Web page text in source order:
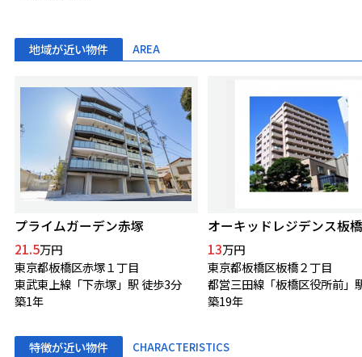
地域が近い物件 AREA
プライムガーデン赤塚
21.5万円
東京都板橋区赤塚１丁目
東武東上線「下赤塚」駅 徒歩3分
築1年
オーキッドレジデンス板橋
13万円
東京都板橋区板橋２丁目
築19年
特徴が近い物件 CHARACTERISTICS